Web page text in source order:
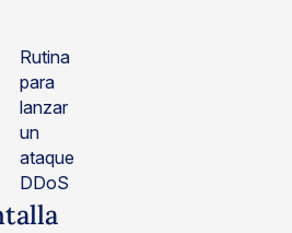
Rutina
para
lanzar
un
ataque
DDoS